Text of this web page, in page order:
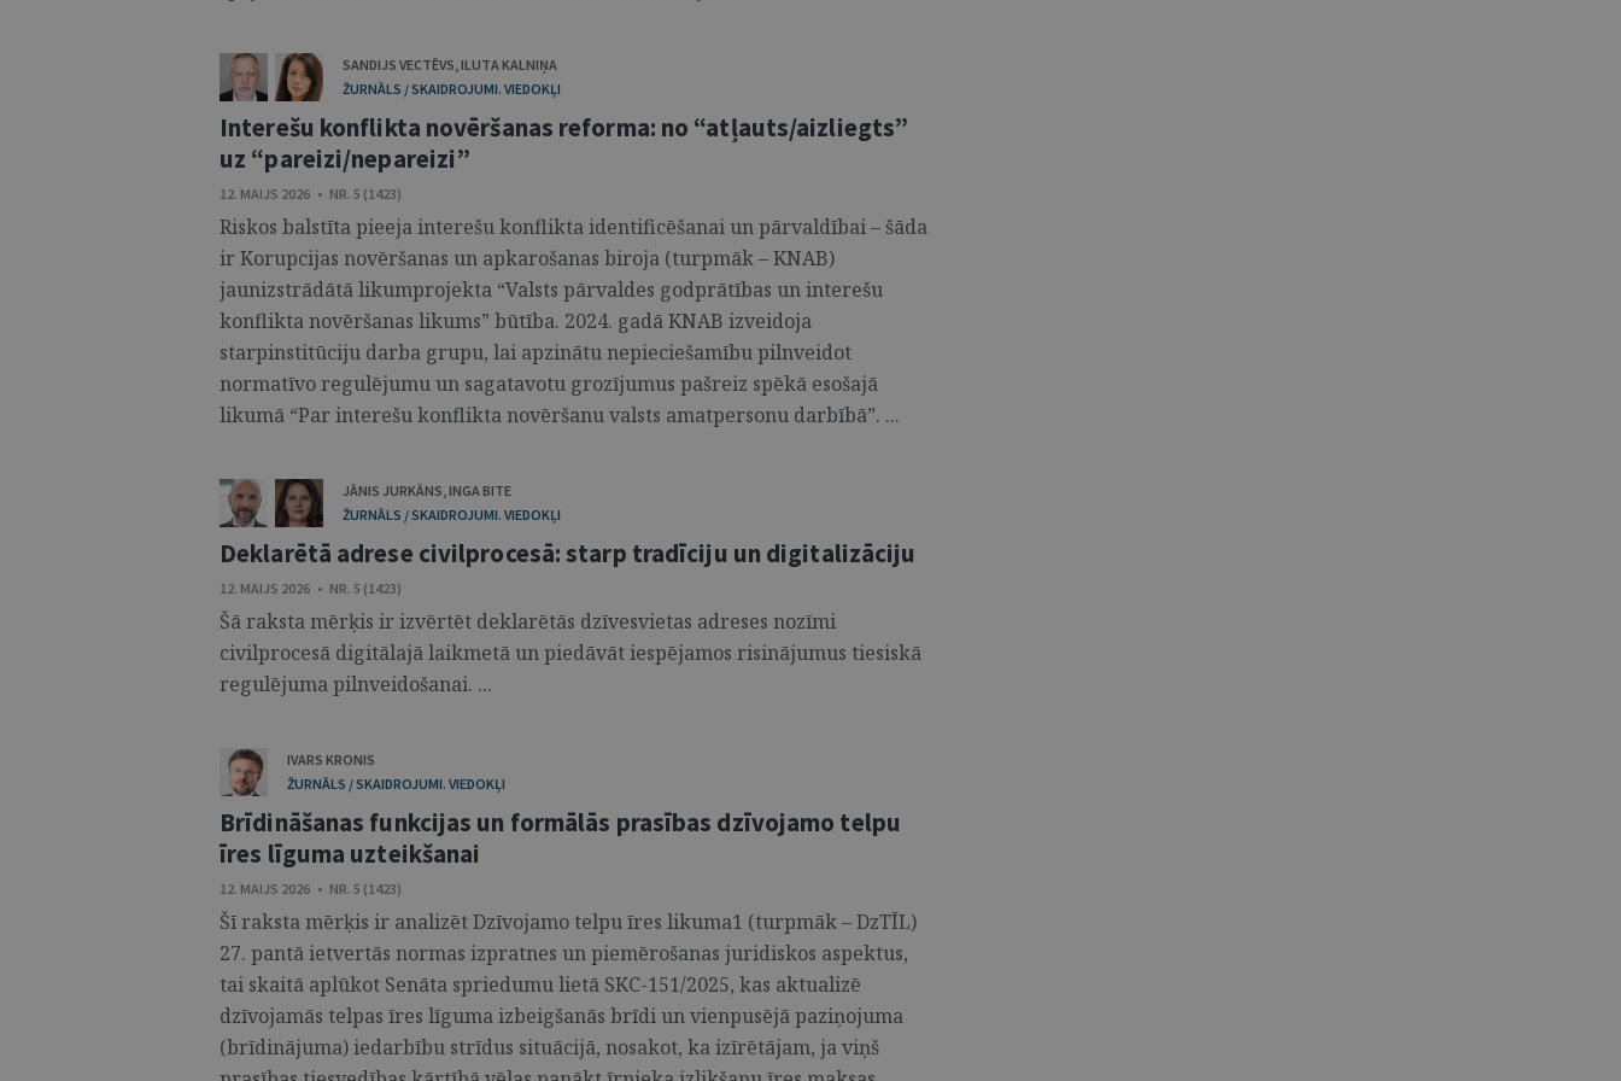
SANDIJS VECTĒVS,ILUTA KALNIŅA
ŽURNĀLS / SKAIDROJUMI. VIEDOKĻI
Interešu konflikta novēršanas reforma: no “atļauts/aizliegts”
uz “pareizi/nepareizi”
12. MAIJS 2026 • NR. 5 (1423)
Riskos balstīta pieeja interešu konflikta identificēšanai un pārvaldībai – šāda
ir Korupcijas novēršanas un apkarošanas biroja (turpmāk – KNAB)
jaunizstrādātā likumprojekta “Valsts pārvaldes godprātības un interešu
konflikta novēršanas likums” būtība. 2024. gadā KNAB izveidoja
starpinstitūciju darba grupu, lai apzinātu nepieciešamību pilnveidot
normatīvo regulējumu un sagatavotu grozījumus pašreiz spēkā esošajā
likumā “Par interešu konflikta novēršanu valsts amatpersonu darbībā”. ...
JĀNIS JURKĀNS,INGA BITE
ŽURNĀLS / SKAIDROJUMI. VIEDOKĻI
Deklarētā adrese civilprocesā: starp tradīciju un digitalizāciju
12. MAIJS 2026 • NR. 5 (1423)
Šā raksta mērķis ir izvērtēt deklarētās dzīvesvietas adreses nozīmi
civilprocesā digitālajā laikmetā un piedāvāt iespējamos risinājumus tiesiskā
regulējuma pilnveidošanai. ...
IVARS KRONIS
ŽURNĀLS / SKAIDROJUMI. VIEDOKĻI
Brīdināšanas funkcijas un formālās prasības dzīvojamo telpu
īres līguma uzteikšanai
12. MAIJS 2026 • NR. 5 (1423)
Šī raksta mērķis ir analizēt Dzīvojamo telpu īres likuma1 (turpmāk – DzTĪL)
27. pantā ietvertās normas izpratnes un piemērošanas juridiskos aspektus,
tai skaitā aplūkot Senāta spriedumu lietā SKC-151/2025, kas aktualizē
dzīvojamās telpas īres līguma izbeigšanās brīdi un vienpusējā paziņojuma
(brīdinājuma) iedarbību strīdus situācijā, nosakot, ka izīrētājam, ja viņš